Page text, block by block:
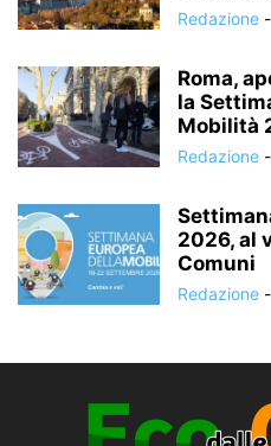
Redazione -
Roma,
la
Mobilità
Redazione -
2026, al
Comuni
Redazione -